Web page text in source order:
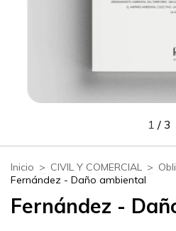
1 / 3
Inicio > CIVIL Y COMERCIAL >
Fernández - Daño ambiental
Fernández -